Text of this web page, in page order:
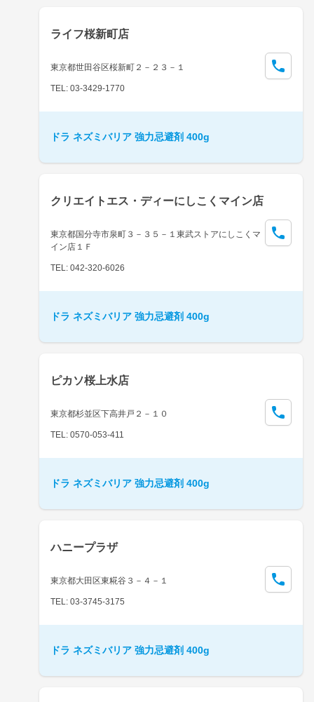
ライフ桜新町店
東京都世田谷区桜新町２－２３－１
TEL: 03-3429-1770
ドラ ネズミバリア 強力忌避剤 400g
クリエイトエス・ディーにしこくマイン店
東京都国分寺市泉町３－３５－１東武ストアにしこくマ
イン店１Ｆ
TEL: 042-320-6026
ドラ ネズミバリア 強力忌避剤 400g
ピカソ桜上水店
東京都杉並区下高井戸２－１０
TEL: 0570-053-411
ドラ ネズミバリア 強力忌避剤 400g
ハニープラザ
東京都大田区東糀谷３－４－１
TEL: 03-3745-3175
ドラ ネズミバリア 強力忌避剤 400g